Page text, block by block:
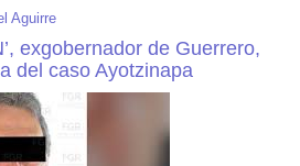
Aguirre
exgobernador de Guerrero,
del caso Ayotzinapa